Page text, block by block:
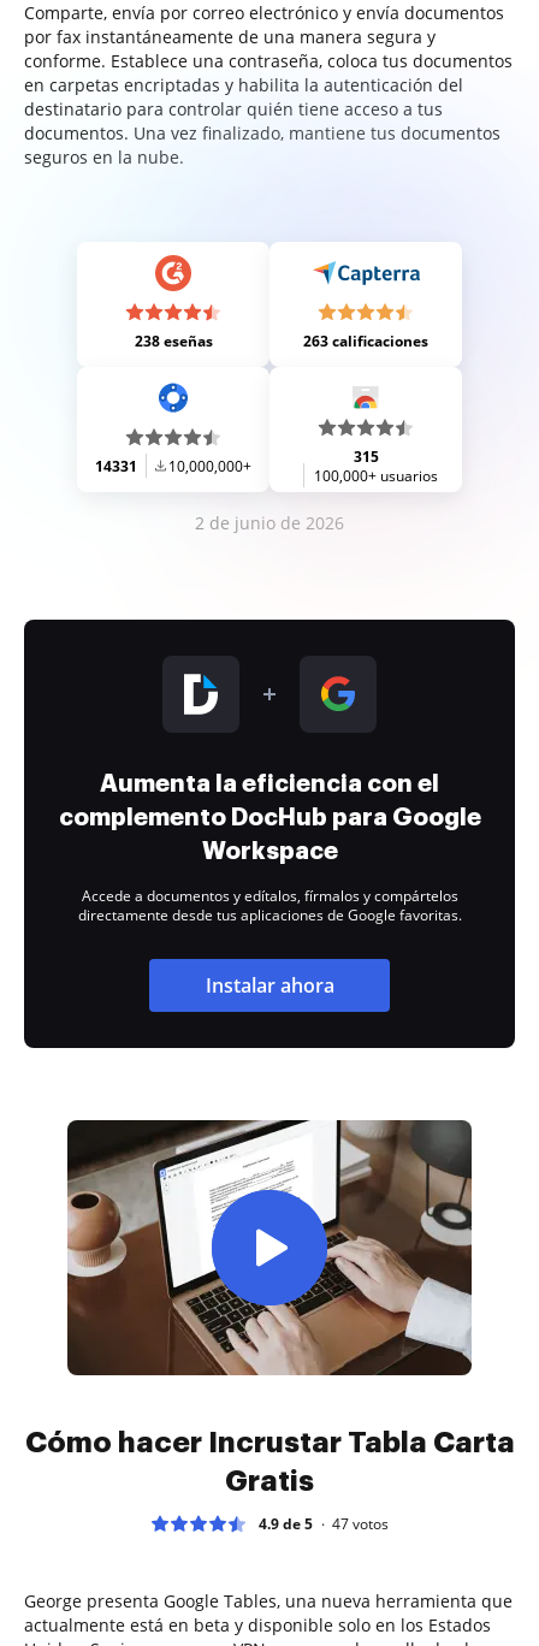
Comparte, envía por correo electrónico y envía documentos
por fax instantáneamente de una manera segura y
conforme. Establece una contraseña, coloca tus documentos
en carpetas encriptadas y habilita la autenticación del
destinatario para controlar quién tiene acceso a tus
documentos. Una vez finalizado, mantiene tus documentos
seguros en la nube.
238 eseñas 263 calificaciones
14331 10,000,000+
315
100,000+ usuarios
2 de junio de 2026
Aumenta la eficiencia con el
complemento DocHub para Google
Workspace
Accede a documentos y edítalos, fírmalos y compártelos
directamente desde tus aplicaciones de Google favoritas.
Instalar ahora
Cómo hacer Incrustar Tabla Carta
Gratis
4.9 de 5 47votos
George presenta Google Tables, una nueva herramienta que
actualmente está en beta y disponible solo en los Estados